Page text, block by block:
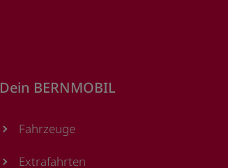
Dein BERNMOBIL
Fahrzeuge
Extrafahrten